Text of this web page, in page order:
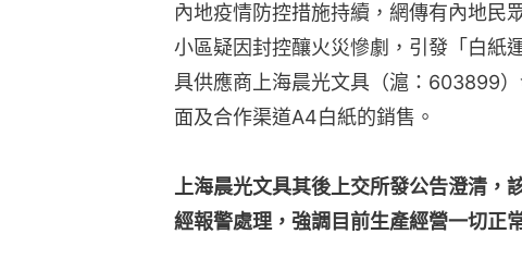
內地疫情防控措施持續，網傳有內地民
小區疑因封控釀火災慘劇，引發「白紙
具供應商上海晨光文具（滬：603899
面及合作渠道A4白紙的銷售。
上海晨光文具其後上交所發公告澄清
經報警處理，強調目前生產經營一切正